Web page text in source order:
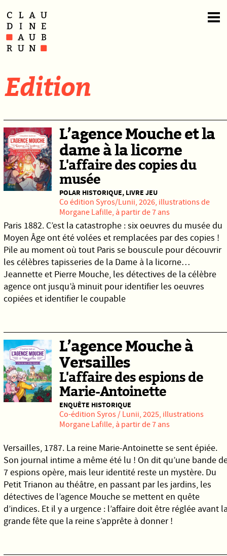
Edition
L’agence Mouche et la
dame à la licorne
L'affaire des copies du
musée
POLAR HISTORIQUE, LIVRE JEU
Co édition Syros/Lunii, 2026, illustrations de
Morgane Lafille, à partir de 7 ans
Paris 1882. C’est la catastrophe : six oeuvres du musée du
Moyen Âge ont été volées et remplacées par des copies !
Pile au moment où tout Paris se bouscule pour découvrir
les célèbres tapisseries de la Dame à la licorne…
Jeannette et Pierre Mouche, les détectives de la célèbre
agence ont jusqu’à minuit pour identifier les oeuvres
copiées et identifier le coupable
L’agence Mouche à
Versailles
L'affaire des espions de
Marie-Antoinette
ENQUÊTE HISTORIQUE
Co-édition Syros/ Lunii, 2025, illustrations
Morgane Lafille, à partir de 7 ans
Versailles, 1787. La reine Marie-Antoinette se sent épiée.
Son journal intime a même été lu ! On dit qu’une bande
7 espions opère, mais leur identité reste un mystère. Du
Petit Trianon au théâtre, en passant par les jardins, les
détectives de l’agence Mouche se mettent en quête
d’indices. Et il y a urgence : l’affaire doit être réglée avant
grande fête que la reine s’apprête à donner !